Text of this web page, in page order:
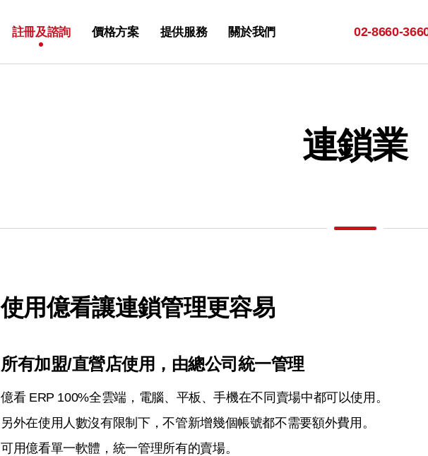
註冊及諮詢 價格方案 提供服務 關於我們 02-8660-
連鎖業
使用億看讓連鎖管理更容易
所有加盟/直營店使用，由總公司統一管理
億看 ERP 100%全雲端，電腦、平板、手機在不同賣場中都可以使用。
另外在使用人數沒有限制下，不管新增幾個帳號都不需要額外費用。
可用億看單一軟體，統一管理所有的賣場。